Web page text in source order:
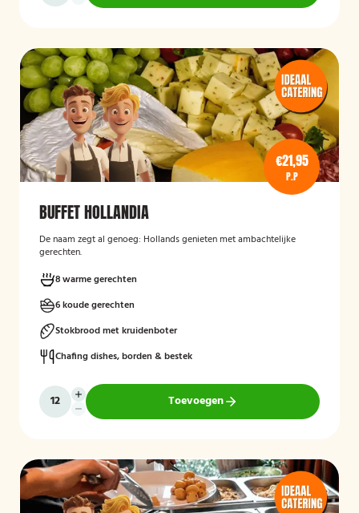
€21,95
P.P
BUFFET HOLLANDIA
De naam zegt al genoeg: Hollands genieten met ambachtelijke
gerechten.
8 warme gerechten
6 koude gerechten
Stokbrood met kruidenboter
Chafing dishes, borden & bestek
Toevoegen